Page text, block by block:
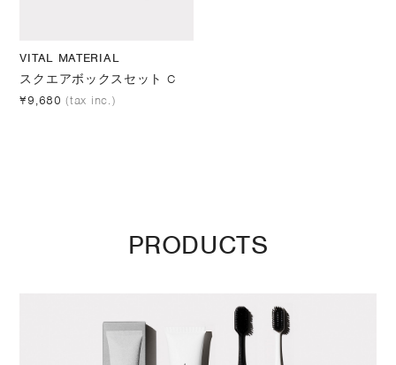
VITAL MATERIAL
スクエアボックスセット C
¥9,680 (tax inc.)
PRODUCTS